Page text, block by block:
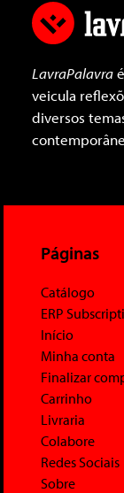
LavraPalavra
veicula
diversos
Páginas
Catálogo
ERP
Início
Minha conta
Finalizar
Carrinho
Livraria
Colabore
Redes Sociais
Sobre